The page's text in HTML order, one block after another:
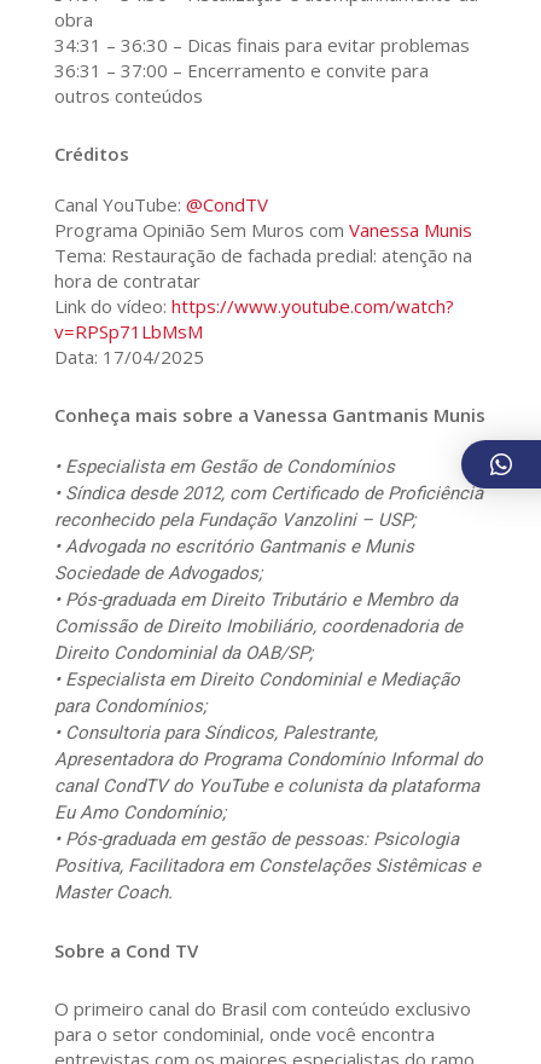
obra
34:31 – 36:30 – Dicas finais para evitar problemas
36:31 – 37:00 – Encerramento e convite para
outros conteúdos
Créditos
Canal YouTube: @CondTV
Programa Opinião Sem Muros com Vanessa Munis
Tema: Restauração de fachada predial: atenção na
hora de contratar
Link do vídeo: https://www.youtube.com/watch?
v=RPSp71LbMsM
Data: 17/04/2025
Conheça mais sobre a Vanessa Gantmanis Munis
• Especialista em Gestão de Condomínios
• Síndica desde 2012, com Certificado de Proficiência
reconhecido pela Fundação Vanzolini – USP;
• Advogada no escritório Gantmanis e Munis
Sociedade de Advogados;
• Pós-graduada em Direito Tributário e Membro da
Comissão de Direito Imobiliário, coordenadoria de
Direito Condominial da OAB/SP;
• Especialista em Direito Condominial e Mediação
para Condomínios;
• Consultoria para Síndicos, Palestrante,
Apresentadora do Programa Condomínio Informal do
canal CondTV do YouTube e colunista da plataforma
Eu Amo Condomínio;
• Pós-graduada em gestão de pessoas: Psicologia
Positiva, Facilitadora em Constelações Sistêmicas e
Master Coach.
Sobre a Cond TV
O primeiro canal do Brasil com conteúdo exclusivo
para o setor condominial, onde você encontra
entrevistas com os maiores especialistas do ramo,